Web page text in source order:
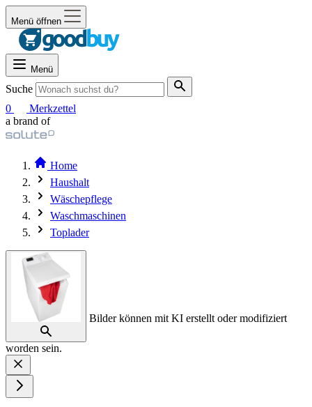
Menü öffnen
Menü
Suche
0
Merkzettel
a brand of
Home
Haushalt
Wäschepflege
Waschmaschinen
Toplader
Bilder können mit KI erstellt oder modifiziert
worden sein.